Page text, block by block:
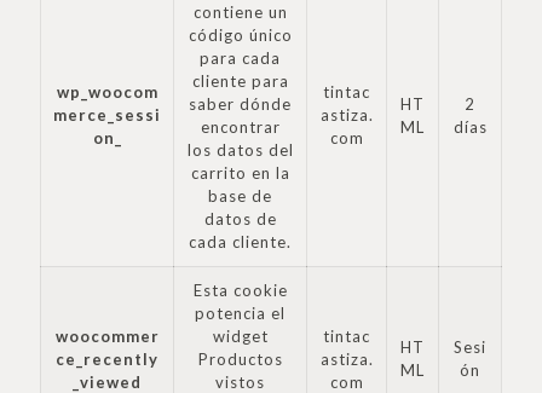
wp_woocom
merce_sessi
on_
contiene un
código único
para cada
cliente para
saber dónde
encontrar
los datos del
carrito en la
base de
datos de
cada cliente.
tintac
astiza.
com
HT
ML
2
días
woocommer
ce_recently
_viewed
Esta cookie
potencia el
widget
Productos
vistos
tintac
astiza.
com
HT
ML
Sesi
ón